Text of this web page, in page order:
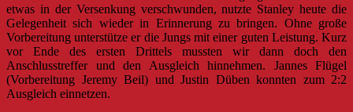
etwas in der Versenkung verschwunden, nutzte Stanley heute die
Gelegenheit sich wieder in Erinnerung zu bringen. Ohne große
Vorbereitung unterstütze er die Jungs mit einer guten Leistung. Kurz
vor Ende des ersten Drittels mussten wir dann doch den
Anschlusstreffer und den Ausgleich hinnehmen. Jannes Flügel
(Vorbereitung Jeremy Beil) und Justin Düben konnten zum 2:2
Ausgleich einnetzen.